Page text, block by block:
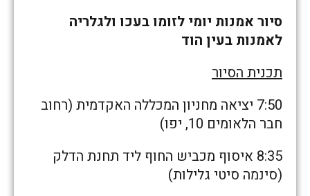
סיור אמנות יומי לזומו בעכו ולגלריה
לאמנות בעין הוד
תכנית הסיור
7:50 יציאה מחניון המכללה האקדמית (רחוב
חבר הלאומים 10, יפו)
8:35 איסוף מכביש החוף ליד תחנת הדלק
(סינמה סיטי גלילות)